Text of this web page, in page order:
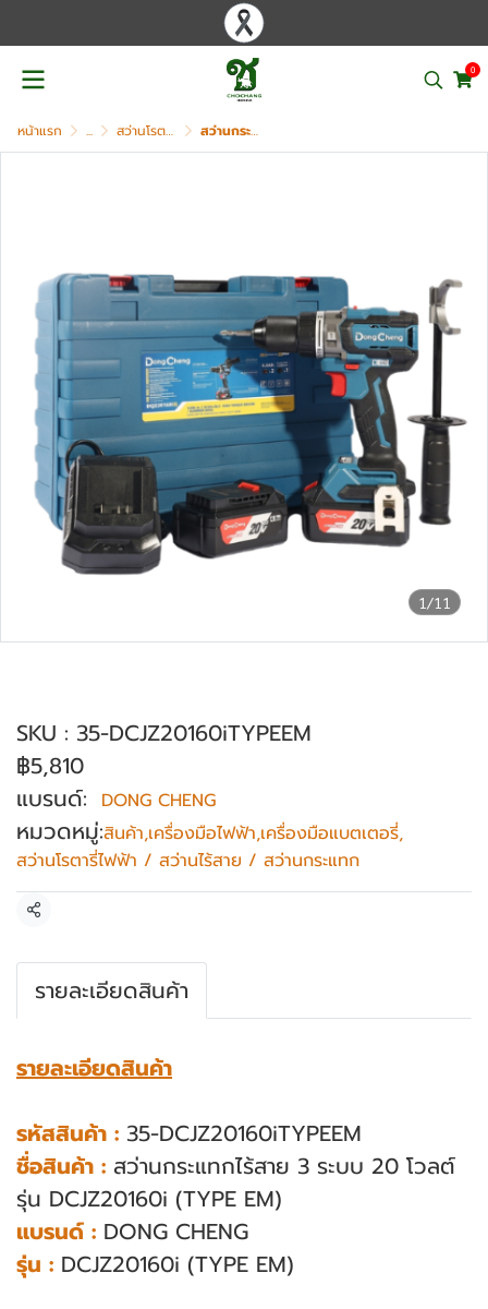
0
หน้าแรก ... สว่านโรตารี่ไฟฟ้า / สว่านไร้สาย / สว่านกระแทก สว่านกระแทกไร้สาย 3 ระบบ DONG CHENG รุ่น DCJZ20160i (TYPE EM)
1/11
SKU : 35-DCJZ20160iTYPEEM
฿5,810
แบรนด์:
DONG CHENG
หมวดหมู่:สินค้า,เครื่องมือไฟฟ้า,เครื่องมือแบตเตอรี่,
สว่านโรตารี่ไฟฟ้า / สว่านไร้สาย / สว่านกระแทก
แชร์
รายละเอียดสินค้า
รายละเอียดสินค้า
รหัสสินค้า : 35-DCJZ20160iTYPEEM
ชื่อสินค้า : สว่านกระแทกไร้สาย 3 ระบบ 20 โวลต์
รุ่น DCJZ20160i (TYPE EM)
แบรนด์ : DONG CHENG
รุ่น : DCJZ20160i (TYPE EM)